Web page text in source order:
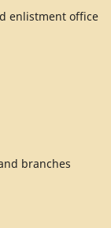
enlistment office
branches